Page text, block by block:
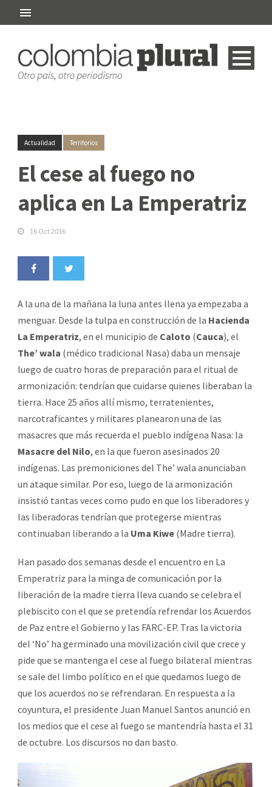
Actualidad Territorios
El cese al fuego no
aplica en La Emperatriz
16 Oct 2016
A la una de la mañana la luna antes llena ya empezaba a
menguar. Desde la tulpa en construcción de la Hacienda
La Emperatriz, en el municipio de Caloto (Cauca), el
The’ wala (médico tradicional Nasa) daba un mensaje
luego de cuatro horas de preparación para el ritual de
armonización: tendrían que cuidarse quienes liberaban la
tierra. Hace 25 años allí mismo, terratenientes,
narcotraficantes y militares planearon una de las
masacres que más recuerda el pueblo indígena Nasa: la
Masacre del Nilo, en la que fueron asesinados 20
indígenas. Las premoniciones del The’ wala anunciaban
un ataque similar. Por eso, luego de la armonización
insistió tantas veces como pudo en que los liberadores y
las liberadoras tendrían que protegerse mientras
continuaban liberando a la Uma Kiwe (Madre tierra).
Han pasado dos semanas desde el encuentro en La
Emperatriz para la minga de comunicación por la
liberación de la madre tierra lleva cuando se celebra el
plebiscito con el que se pretendía refrendar los Acuerdos
de Paz entre el Gobierno y las FARC-EP. Tras la victoria
del ‘No’ ha germinado una movilización civil que crece y
pide que se mantenga el cese al fuego bilateral mientras
se sale del limbo político en el que quedamos luego de
que los acuerdos no se refrendaran. En respuesta a la
coyuntura, el presidente Juan Manuel Santos anunció en
los medios que el cese al fuego se mantendría hasta el 31
de octubre. Los discursos no dan basto.